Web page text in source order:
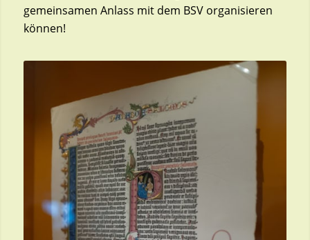
gemeinsamen Anlass mit dem BSV organisieren
können!